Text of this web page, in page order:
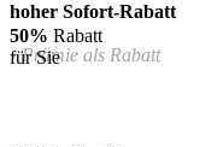
hoher Sofort-Rabatt
50% Rabatt
für Sie
• Prämie als Rabatt